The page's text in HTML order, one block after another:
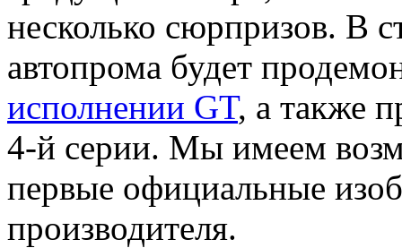
несколько сюрпризов. В
автопрома будет
исполнении GT, а также
4-й серии. Мы имеем
первые официальные
производителя.